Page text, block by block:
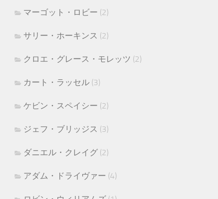
マーゴット・ロビー (2)
サリー・ホーキンス (2)
クロエ・グレース・モレッツ (2)
カート・ラッセル (3)
ケビン・スペイシー (2)
ジェフ・ブリッジス (3)
ダニエル・クレイグ (2)
アダム・ドライヴァー (4)